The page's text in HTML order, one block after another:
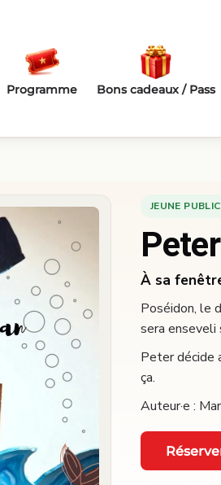
Programme Bons cadeaux / Pass
JEUNE PUBLIC
À sa
Poséidon, le
sera enseveli
Peter décide
ça.
Auteur·e :
·